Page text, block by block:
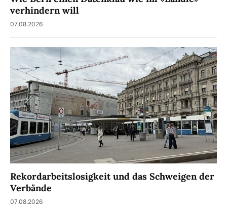
verhindern will
07.08.2026
Rekordarbeitslosigkeit und das Schweigen der
Verbände
07.08.2026